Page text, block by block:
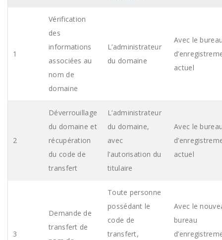
1
Vérification
des
informations
associées au
nom de
domaine
L’administrateur
du domaine
Avec le
actuel
2
Déverrouillage
du domaine et
récupération
du code de
transfert
L’administrateur
du domaine,
avec
l’autorisation du
titulaire
Avec le
actuel
3
Demande de
transfert de
Toute personne
possédant le
code de
transfert,
Avec le
bureau